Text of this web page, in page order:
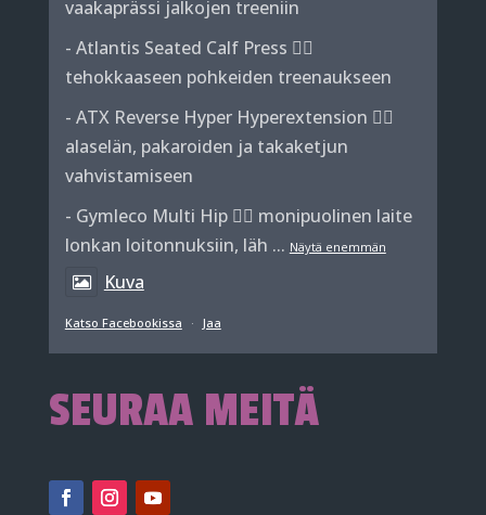
vaakaprässi jalkojen treeniin
- Atlantis Seated Calf Press 👉🏼
tehokkaaseen pohkeiden treenaukseen
- ATX Reverse Hyper Hyperextension 👉🏼
alaselän, pakaroiden ja takaketjun
vahvistamiseen
- Gymleco Multi Hip 👉🏼 monipuolinen laite
lonkan loitonnuksiin, läh ... Näytä enemmän
Kuva
Katso Facebookissa · Jaa
SEURAA MEITÄ